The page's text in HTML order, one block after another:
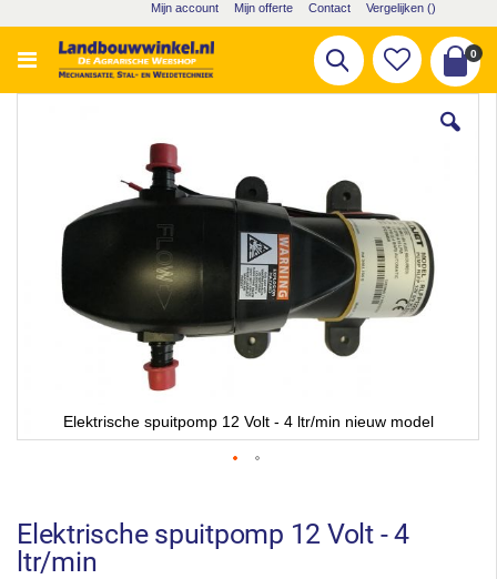
naar
de
inhoud
Mijn account Mijn offerte Contact Vergelijken ()
Cart
0
Zoek
afbeeldingen-
Elektrische spuitpomp 12 Volt - 4 ltr/min nieuw model
het
begin
van
Elektrische spuitpomp 12 Volt - 4
ltr/min